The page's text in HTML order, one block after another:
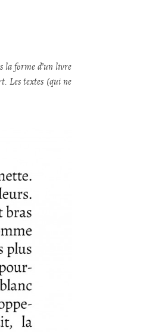
la forme d’un livre
Les textes (qui ne